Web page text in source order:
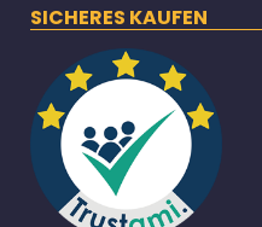
SICHERES KAUFEN